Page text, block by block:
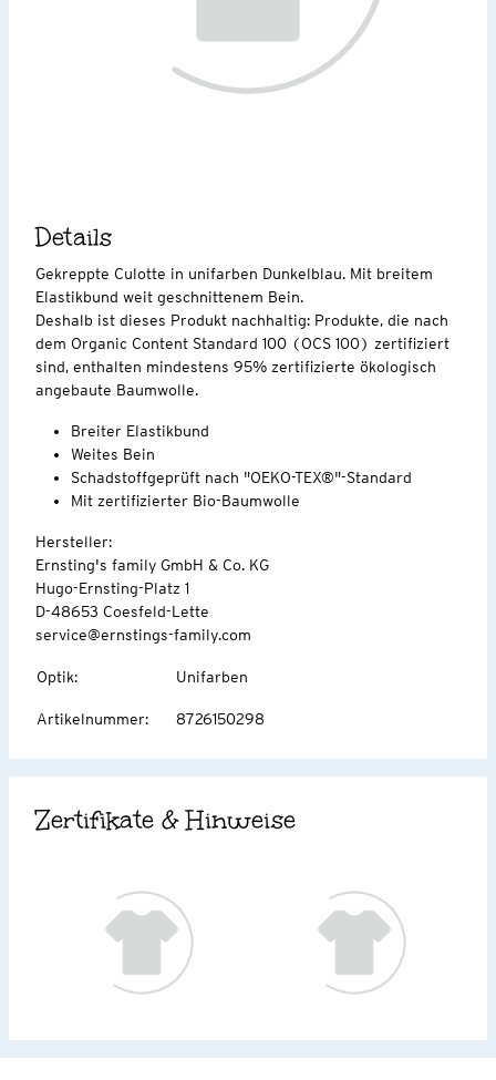
Details
Gekreppte Culotte in unifarben Dunkelblau. Mit breitem
Elastikbund weit geschnittenem Bein.
Deshalb ist dieses Produkt nachhaltig: Produkte, die nach
dem Organic Content Standard 100 (OCS 100) zertifiziert
sind, enthalten mindestens 95% zertifizierte ökologisch
angebaute Baumwolle.
Breiter Elastikbund
Weites Bein
Schadstoffgeprüft nach "OEKO-TEX®"-Standard
Mit zertifizierter Bio-Baumwolle
Hersteller:
Ernsting's family GmbH & Co. KG
Hugo-Ernsting-Platz 1
D-48653 Coesfeld-Lette
service@ernstings-family.com
Optik: Unifarben
Artikelnummer: 8726150298
Zertifikate & Hinweise